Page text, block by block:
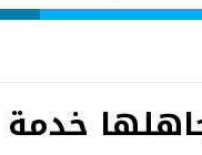
رغم تجاهلها